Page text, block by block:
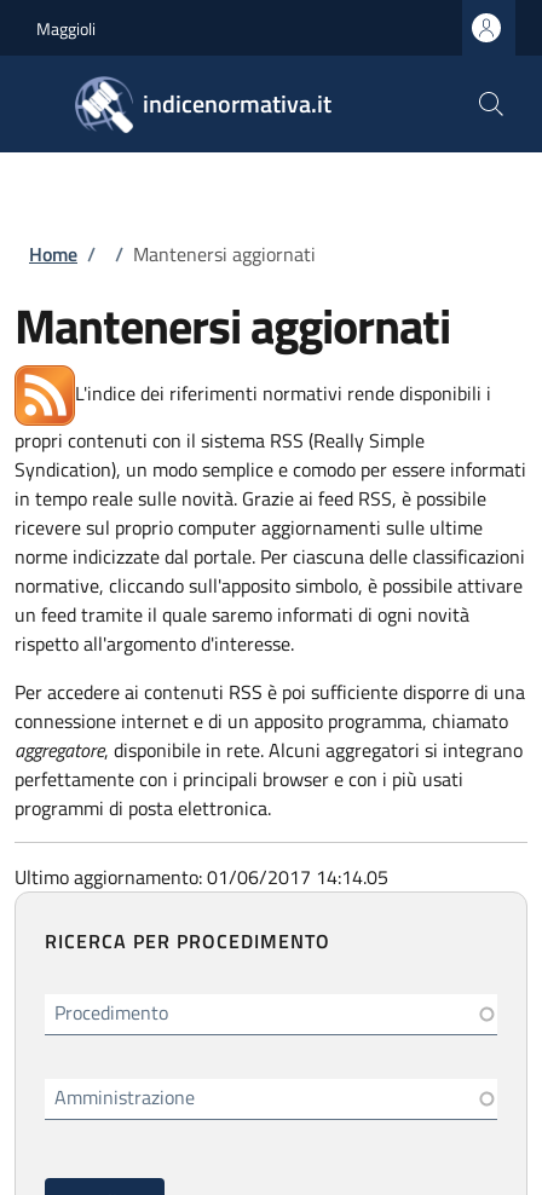
Maggioli
indicenormativa.it
Briciole di pane
Home / / Mantenersi aggiornati
Mantenersi aggiornati
L'indice dei riferimenti normativi rende disponibili i
propri contenuti con il sistema RSS (Really Simple
Syndication), un modo semplice e comodo per essere informati
in tempo reale sulle novità. Grazie ai feed RSS, è possibile
ricevere sul proprio computer aggiornamenti sulle ultime
norme indicizzate dal portale. Per ciascuna delle classificazioni
normative, cliccando sull'apposito simbolo, è possibile attivare
un feed tramite il quale saremo informati di ogni novità
rispetto all'argomento d'interesse.
Per accedere ai contenuti RSS è poi sufficiente disporre di una
connessione internet e di un apposito programma, chiamato
aggregatore, disponibile in rete. Alcuni aggregatori si integrano
perfettamente con i principali browser e con i più usati
programmi di posta elettronica.
Ultimo aggiornamento: 01/06/2017 14:14.05
RICERCA PER PROCEDIMENTO
Procedimento
Amministrazione